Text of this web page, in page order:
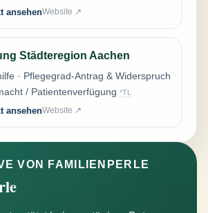
ansehenWebsite ↗
Städteregion Aachen
· Pflegegrad-Antrag & Widerspruch
/ Patientenverfügung *TL
ansehenWebsite ↗
VON FAMILIENPERLE